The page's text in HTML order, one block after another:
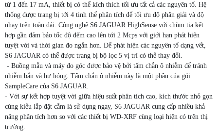
từ 1 đến 17 mA, thiết bị có thể kích thích tối ưu tất cả các nguyên tố. Hệ
thống được trang bị tới 4 tinh thể phân tích để tối ưu độ phân giải và độ
nhạy trên toàn dải. Công nghệ S6 JAGUAR HighSense với chùm tia kết
hợp gần đảm bảo tốc độ đếm cao lên tới 2 Mcps với giới hạn phát hiện
tuyệt vời và thời gian đo ngắn hơn. Để phát hiện các nguyên tố dạng vết,
S6 JAGUAR có thể được trang bị bộ lọc 5 vị trí có thể thay đổi.
- Buồng mẫu và máy đo góc được bảo vệ bởi tấm chắn ô nhiễm để tránh
nhiễm bẩn và hư hỏng. Tấm chắn ô nhiễm này là một phần của gói
SampleCare của S6 JAGUAR.
- Với sự kết hợp tuyệt vời giữa hiệu suất phân tích cao, kích thước nhỏ gọn
cùng kiểu lắp đặt cắm là sử dụng ngay, S6 JAGUAR cung cấp nhiều khả
năng phân tích hơn so với các thiết bị WD-XRF cùng loại hiện có trên thị
trường.